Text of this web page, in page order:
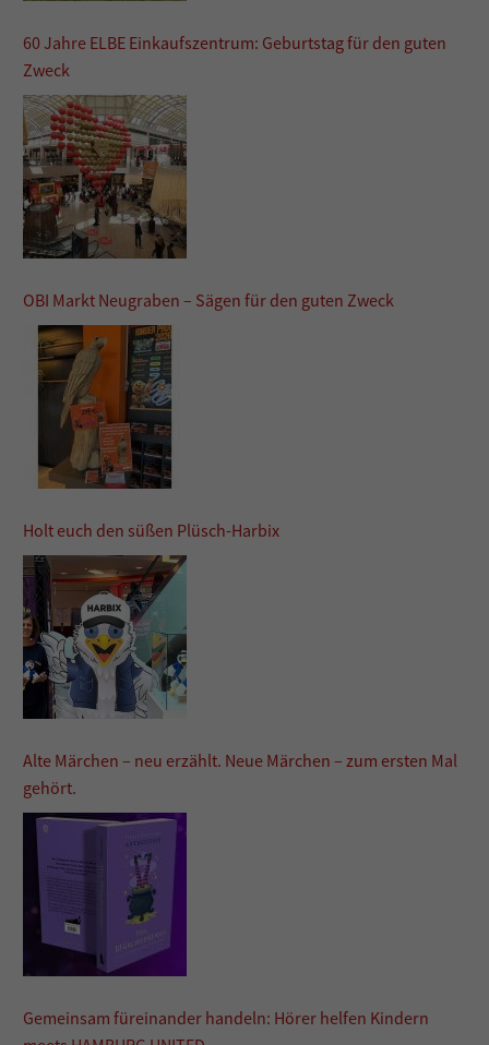
60 Jahre ELBE Einkaufszentrum: Geburtstag für den guten
Zweck
OBI Markt Neugraben – Sägen für den guten Zweck
Holt euch den süßen Plüsch-Harbix
Alte Märchen – neu erzählt. Neue Märchen – zum ersten Mal
gehört.
Gemeinsam füreinander handeln: Hörer helfen Kindern